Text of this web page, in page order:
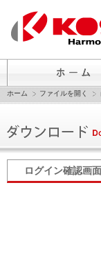
ホーム ファイルを開く
ログイン確認画面